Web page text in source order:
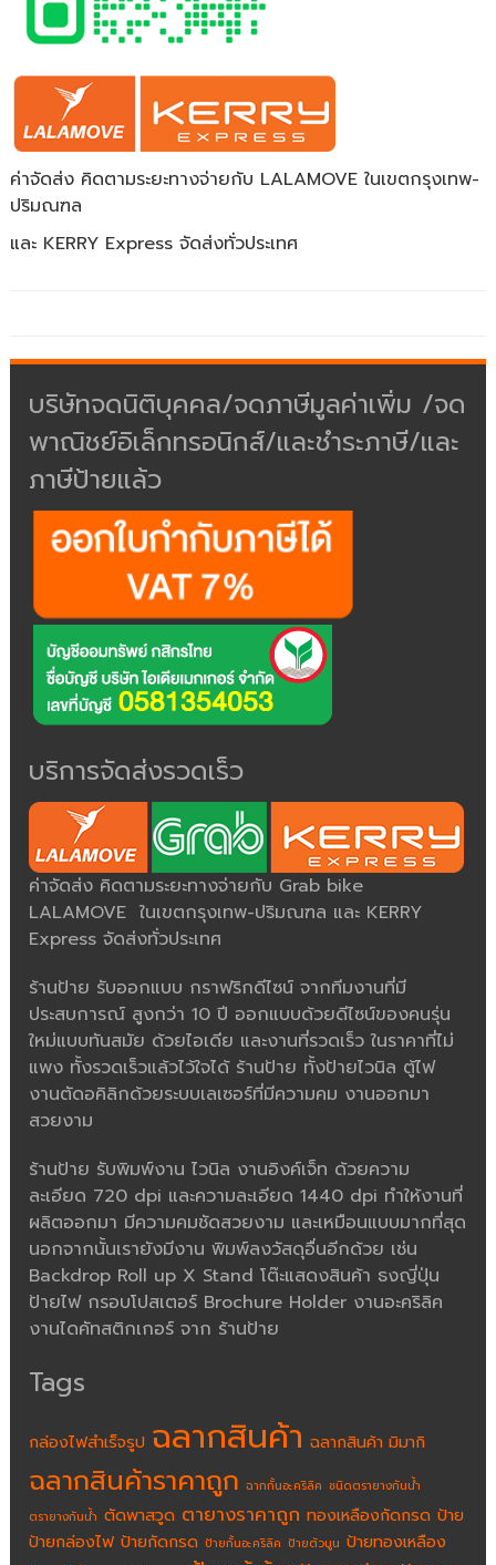
ค่าจัดส่ง คิดตามระยะทางจ่ายกับ LALAMOVE ในเขตกรุงเทพ-
ปริมณฑล
และ KERRY Express จัดส่งทั่วประเทศ
บริษัทจดนิติบุคคล/จดภาษีมูลค่าเพิ่ม /จด
พาณิชย์อิเล็กทรอนิกส์/และชำระภาษี/และ
ภาษีป้ายแล้ว
บริการจัดส่งรวดเร็ว
ค่าจัดส่ง คิดตามระยะทางจ่ายกับ Grab bike
LALAMOVE ในเขตกรุงเทพ-ปริมณฑล และ KERRY
Express จัดส่งทั่วประเทศ
ร้านป้าย รับออกแบบ กราฟริกดีไซน์ จากทีมงานที่มี
ประสบการณ์ สูงกว่า 10 ปี ออกแบบด้วยดีไซน์ของคนรุ่น
ใหม่แบบทันสมัย ด้วยไอเดีย และงานที่รวดเร็ว ในราคาที่ไม่
แพง ทั้งรวดเร็วแล้วไว้ใจได้ ร้านป้าย ทั้งป้ายไวนิล ตู้ไฟ
งานตัดอคิลิกด้วยระบบเลเซอร์ที่มีความคม งานออกมา
สวยงาม
ร้านป้าย รับพิมพ์งาน ไวนิล งานอิงค์เจ็ท ด้วยความ
ละเอียด 720 dpi และความละเอียด 1440 dpi ทำให้งานที่
ผลิตออกมา มีความคมชัดสวยงาม และเหมือนแบบมากที่สุด
นอกจากนั้นเรายังมีงาน พิมพ์ลงวัสดุอื่นอีกด้วย เช่น
Backdrop Roll up X Stand โต๊ะแสดงสินค้า ธงญี่ปุ่น
ป้ายไฟ กรอบโปสเตอร์ Brochure Holder งานอะคริลิค
งานไดคัทสติกเกอร์ จาก ร้านป้าย
Tags
กล่องไฟสำเร็จรูป ฉลากสินค้า ฉลากสินค้า มิมากิ
ฉลากสินค้าราคาถูก ฉากกั้นอะคริลิค ชนิดตรายางกันน้ำ
ตรายางกันน้ำ ตัดพาสวูด ตายางราคาถูก ทองเหลืองกัดกรด ป้าย
ป้ายกล่องไฟ ป้ายกัดกรด ป้ายกั้นอะคริลิค ป้ายตัวนูน ป้ายทองเหลือง